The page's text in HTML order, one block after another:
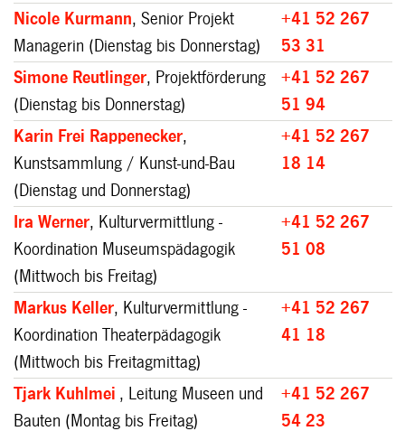
Nicole Kurmann, Senior Projekt
Managerin (Dienstag bis Donnerstag)
+41 52 267
53 31
Simone Reutlinger, Projektförderung
(Dienstag bis Donnerstag)
+41 52 267
51 94
Karin Frei Rappenecker,
Kunstsammlung / Kunst-und-Bau
(Dienstag und Donnerstag)
+41 52 267
18 14
Ira Werner, Kulturvermittlung -
Koordination Museumspädagogik
(Mittwoch bis Freitag)
+41 52 267
51 08
Markus Keller, Kulturvermittlung -
Koordination Theaterpädagogik
(Mittwoch bis Freitagmittag)
+41 52 267
41 18
Tjark Kuhlmei , Leitung Museen und
Bauten (Montag bis Freitag)
+41 52 267
54 23